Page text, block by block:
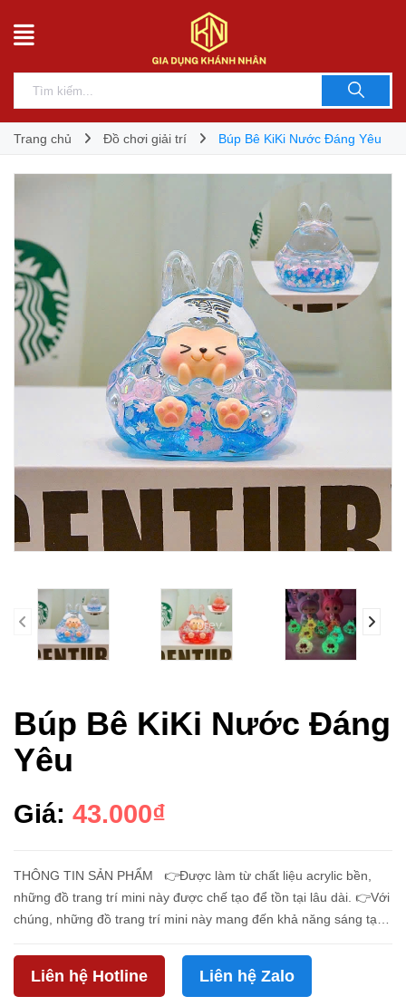
Trang chủ Đồ chơi giải trí Búp Bê KiKi Nước Đáng Yêu
prev
Búp Bê KiKi Nước Đáng
Yêu
Giá: 43.000₫
THÔNG TIN SẢN PHẨM 👉Được làm từ chất liệu acrylic bền,
những đồ trang trí mini này được chế tạo để tồn tại lâu dài. 👉Với
chúng, những đồ trang trí mini này mang đến khả năng sáng tạo
Liên hệ Hotline Liên hệ Zalo